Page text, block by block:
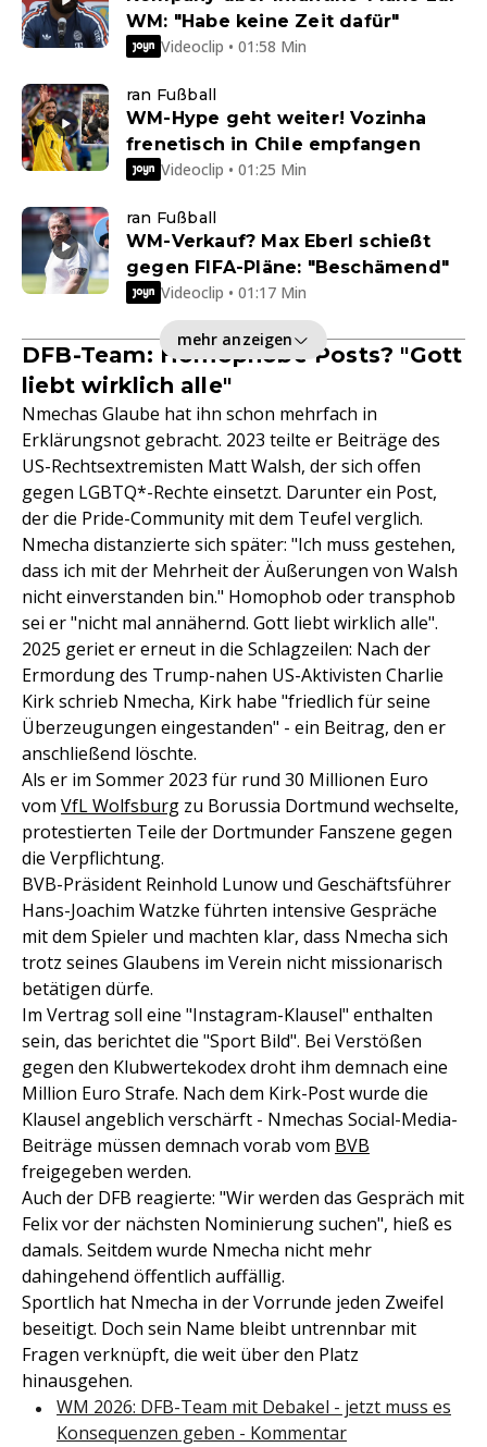
WM: "Habe keine Zeit dafür"
Videoclip • 01:58 Min
ran Fußball
WM-Hype geht weiter! Vozinha
frenetisch in Chile empfangen
Videoclip • 01:25 Min
ran Fußball
WM-Verkauf? Max Eberl schießt
gegen FIFA-Pläne: "Beschämend"
Videoclip • 01:17 Min
mehr anzeigen
DFB-Team: Homophobe Posts? "Gott
liebt wirklich alle"
Nmechas Glaube hat ihn schon mehrfach in
Erklärungsnot gebracht. 2023 teilte er Beiträge des
US-Rechtsextremisten Matt Walsh, der sich offen
gegen LGBTQ*-Rechte einsetzt. Darunter ein Post,
der die Pride-Community mit dem Teufel verglich.
Nmecha distanzierte sich später: "Ich muss gestehen,
dass ich mit der Mehrheit der Äußerungen von Walsh
nicht einverstanden bin." Homophob oder transphob
sei er "nicht mal annähernd. Gott liebt wirklich alle".
2025 geriet er erneut in die Schlagzeilen: Nach der
Ermordung des Trump-nahen US-Aktivisten Charlie
Kirk schrieb Nmecha, Kirk habe "friedlich für seine
Überzeugungen eingestanden" - ein Beitrag, den er
anschließend löschte.
Als er im Sommer 2023 für rund 30 Millionen Euro
vom VfL Wolfsburg zu Borussia Dortmund wechselte,
protestierten Teile der Dortmunder Fanszene gegen
die Verpflichtung.
BVB-Präsident Reinhold Lunow und Geschäftsführer
Hans-Joachim Watzke führten intensive Gespräche
mit dem Spieler und machten klar, dass Nmecha sich
trotz seines Glaubens im Verein nicht missionarisch
betätigen dürfe.
Im Vertrag soll eine "Instagram-Klausel" enthalten
sein, das berichtet die "Sport Bild". Bei Verstößen
gegen den Klubwertekodex droht ihm demnach eine
Million Euro Strafe. Nach dem Kirk-Post wurde die
Klausel angeblich verschärft - Nmechas Social-Media-
Beiträge müssen demnach vorab vom BVB
freigegeben werden.
Auch der DFB reagierte: "Wir werden das Gespräch mit
Felix vor der nächsten Nominierung suchen", hieß es
damals. Seitdem wurde Nmecha nicht mehr
dahingehend öffentlich auffällig.
Sportlich hat Nmecha in der Vorrunde jeden Zweifel
beseitigt. Doch sein Name bleibt untrennbar mit
Fragen verknüpft, die weit über den Platz
hinausgehen.
WM 2026: DFB-Team mit Debakel - jetzt muss es
Konsequenzen geben - Kommentar